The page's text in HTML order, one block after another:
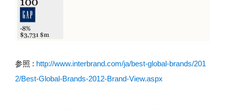
参照 : http://www.interbrand.com/ja/best-global-brands/201
2/Best-Global-Brands-2012-Brand-View.aspx